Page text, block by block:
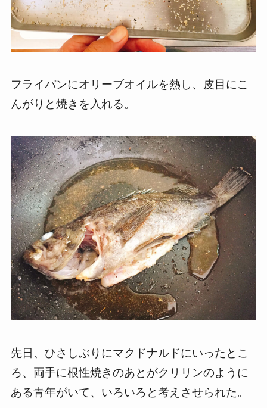
フライパンにオリーブオイルを熱し、皮目にこ
んがりと焼きを入れる。
先日、ひさしぶりにマクドナルドにいったとこ
ろ、両手に根性焼きのあとがクリリンのように
ある青年がいて、いろいろと考えさせられた。